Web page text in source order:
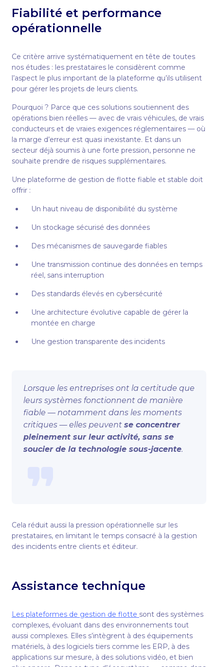
Fiabilité et performance
opérationnelle
Ce critère arrive systématiquement en tête de toutes
nos études : les prestataires le considèrent comme
l’aspect le plus important de la plateforme qu’ils utilisent
pour gérer les projets de leurs clients.
Pourquoi ? Parce que ces solutions soutiennent des
opérations bien réelles — avec de vrais véhicules, de vrais
conducteurs et de vraies exigences réglementaires — où
la marge d’erreur est quasi inexistante. Et dans un
secteur déjà soumis à une forte pression, personne ne
souhaite prendre de risques supplémentaires.
Une plateforme de gestion de flotte fiable et stable doit
offrir :
Un haut niveau de disponibilité du système
Un stockage sécurisé des données
Des mécanismes de sauvegarde fiables
Une transmission continue des données en temps
réel, sans interruption
Des standards élevés en cybersécurité
Une architecture évolutive capable de gérer la
montée en charge
Une gestion transparente des incidents
Lorsque les entreprises ont la certitude que
leurs systèmes fonctionnent de manière
fiable — notamment dans les moments
critiques — elles peuvent se concentrer
pleinement sur leur activité, sans se
soucier de la technologie sous-jacente.
Cela réduit aussi la pression opérationnelle sur les
prestataires, en limitant le temps consacré à la gestion
des incidents entre clients et éditeur.
Assistance technique
Les plateformes de gestion de flotte sont des systèmes
complexes, évoluant dans des environnements tout
aussi complexes. Elles s’intègrent à des équipements
matériels, à des logiciels tiers comme les ERP, à des
applications sur mesure, à des solutions vidéo, et bien